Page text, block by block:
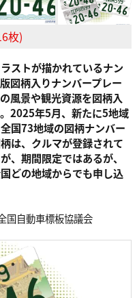
枚)
ストが描かれているナン
図柄入りナンバープレー
風景や観光資源を図柄入
2025年5月、新たに5地域
国73地域の図柄ナンバー
は、クルマが登録されて
、期間限定ではあるが、
どの地域からでも申し込
自動車標板協議会